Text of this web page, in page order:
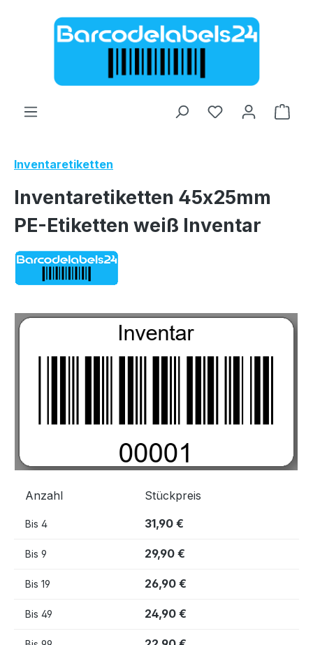
Zum Hauptinhalt springen
Inventaretiketten
Inventaretiketten 45x25mm
PE-Etiketten weiß Inventar
Bildergalerie überspringen
Anzahl Stückpreis
Bis 4 31,90 €
Bis 9 29,90 €
Bis 19 26,90 €
Bis 49 24,90 €